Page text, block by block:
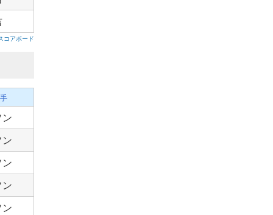
コアボード